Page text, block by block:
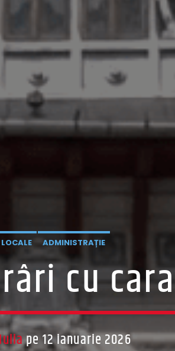
ADMINISTRAȚIE
cu
pe 12 ianuarie 2026